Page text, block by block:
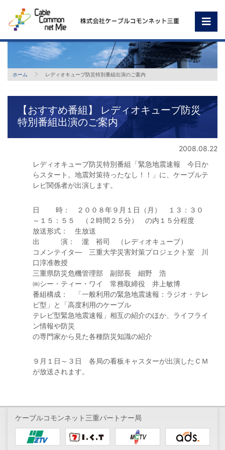
ホーム レディオキューブ防災特別番組出演のご案内
【おすすめ番組】 レディオキューブ防災
特別番組出演のご案内
2008.08.22
レディオキューブ防災特別番組「緊急地震速報 今日か
らスタート。地震対策待ったなし！！」に、ケーブルテ
レビ関係者が出演します。
日 時： ２００８年９月１日（月） １３：３０
～１５：５５ （２時間２５分） の内１５分程度
放送形式： 生放送
出 演： 瀧 裕司 （レディオキューブ）
コメンテイタ― 三重大学災害対策プロジェクト室 川
口淳准教授
三重県防災危機管理部 副部長 細野 浩
㈱シー・ティー・ワイ 常務取締役 井上敏博
番組構成： 「一般利用の緊急地震速報：ラジオ・テレ
ビ型」と「高度利用のケーブル
テレビ型緊急地震速報」相互の紹介のほか、ライフライ
ン情報や防災
の専門家から見た各種防災知識の紹介
９月１日～３日 各局の看板キャスターが出演したＣＭ
が放送されます。
ケーブルコモンネット三重パートナー局